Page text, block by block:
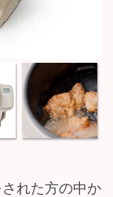
れた方の中か